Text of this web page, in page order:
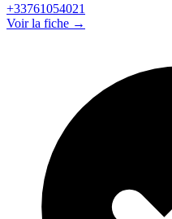
+33761054021
Voir la fiche →